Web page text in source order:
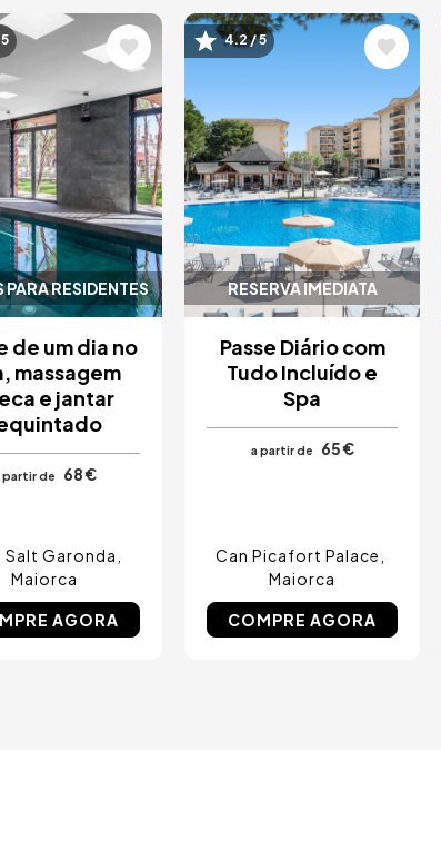
PARA RESIDENTES
de um dia no
massagem
e jantar
partir de 68 €
Salt Garonda
Maiorca
AGORA
RESERVA IMEDIATA
Imagem
4.2 / 5
Passe Diário com
Tudo Incluído e
Spa
a partir de 65 €
Can Picafort Palace
Maiorca
COMPRE AGORA